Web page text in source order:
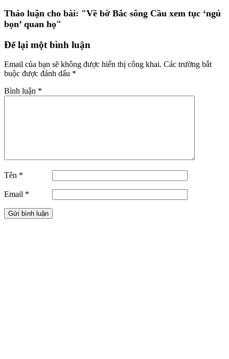
Thảo luận cho bài: "Về bờ Bắc sông Cầu xem tục ‘ngủ
bọn’ quan họ"
Để lại một bình luận
Email của bạn sẽ không được hiển thị công khai. Các trường bắt
buộc được đánh dấu *
Bình luận *
Tên *
Email *